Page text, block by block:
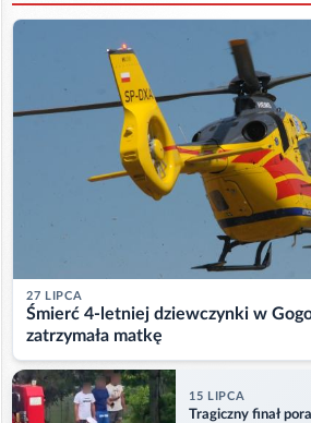
27 LIPCA
Śmierć 4-letniej dziewczynki w
zatrzymała matkę
15 LIPCA
Tragiczny finał